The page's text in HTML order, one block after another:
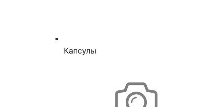
Капсулы